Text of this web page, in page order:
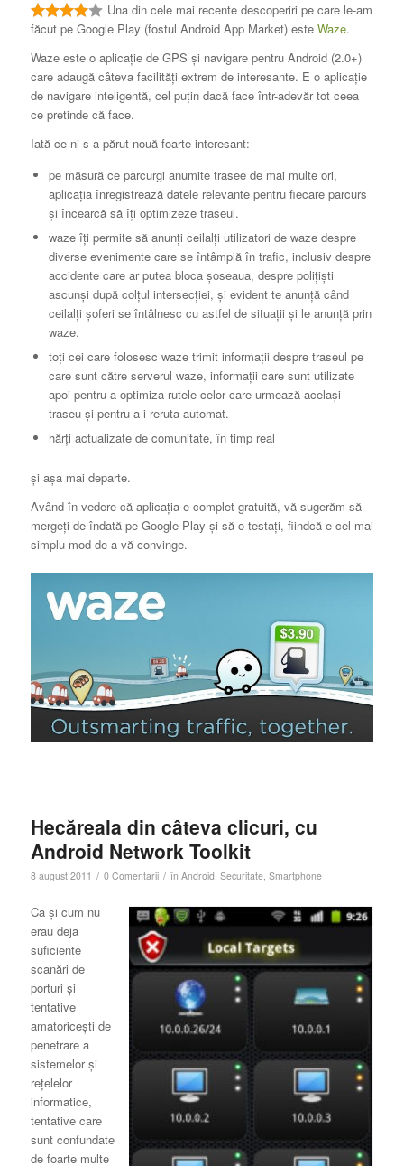
Una din cele mai recente descoperiri pe care le-am
făcut pe Google Play (fostul Android App Market) este Waze.
Waze este o aplicație de GPS și navigare pentru Android (2.0+)
care adaugă câteva facilități extrem de interesante. E o aplicație
de navigare inteligentă, cel puțin dacă face într-adevăr tot ceea
ce pretinde că face.
Iată ce ni s-a părut nouă foarte interesant:
pe măsură ce parcurgi anumite trasee de mai multe ori,
aplicația înregistrează datele relevante pentru fiecare parcurs
și încearcă să îți optimizeze traseul.
waze îți permite să anunți ceilalți utilizatori de waze despre
diverse evenimente care se întâmplă în trafic, inclusiv despre
accidente care ar putea bloca șoseaua, despre polițiști
ascunși după colțul intersecției, și evident te anunță când
ceilalți șoferi se întâlnesc cu astfel de situații și le anunță prin
waze.
toți cei care folosesc waze trimit informații despre traseul pe
care sunt către serverul waze, informații care sunt utilizate
apoi pentru a optimiza rutele celor care urmează același
traseu și pentru a-i reruta automat.
hărți actualizate de comunitate, în timp real
și așa mai departe.
Având în vedere că aplicația e complet gratuită, vă sugerăm să
mergeți de îndată pe Google Play și să o testați, fiindcă e cel mai
simplu mod de a vă convinge.
Hecăreala din câteva clicuri, cu
Android Network Toolkit
8 august 2011 / 0 Comentarii / în Android Securitate, Smartphone
Ca şi cum nu
erau deja
suficiente
scanări de
porturi şi
tentative
amatoriceşti de
penetrare a
sistemelor şi
reţelelor
informatice,
tentative care
sunt confundate
de foarte multe